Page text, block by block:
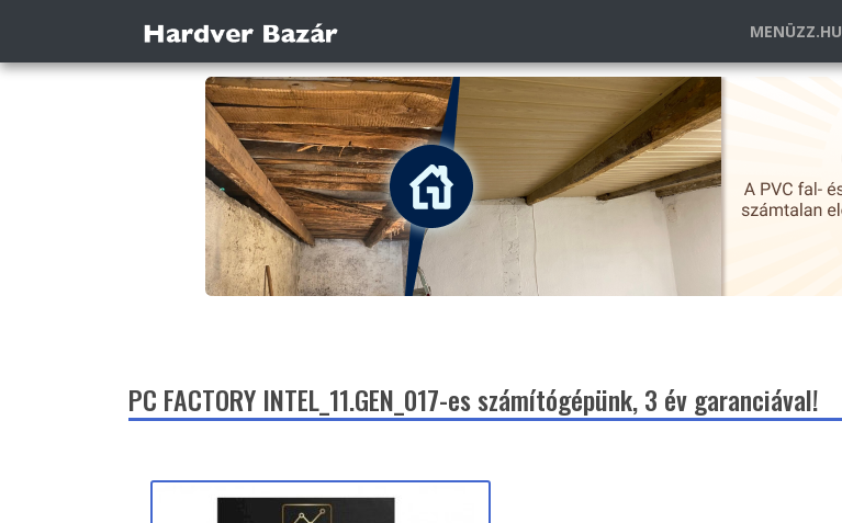
MENÜZZ.HU
PC FACTORY INTEL_11.GEN_017-es számítógépünk, 3 év garanciával!